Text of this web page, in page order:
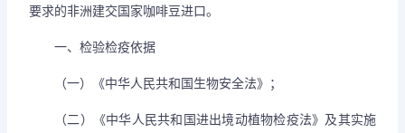
要求的非洲建交国家咖啡豆进口。
一、检验检疫依据
（一）《中华人民共和国生物安全法》；
（二）《中华人民共和国进出境动植物检疫法》及其实施